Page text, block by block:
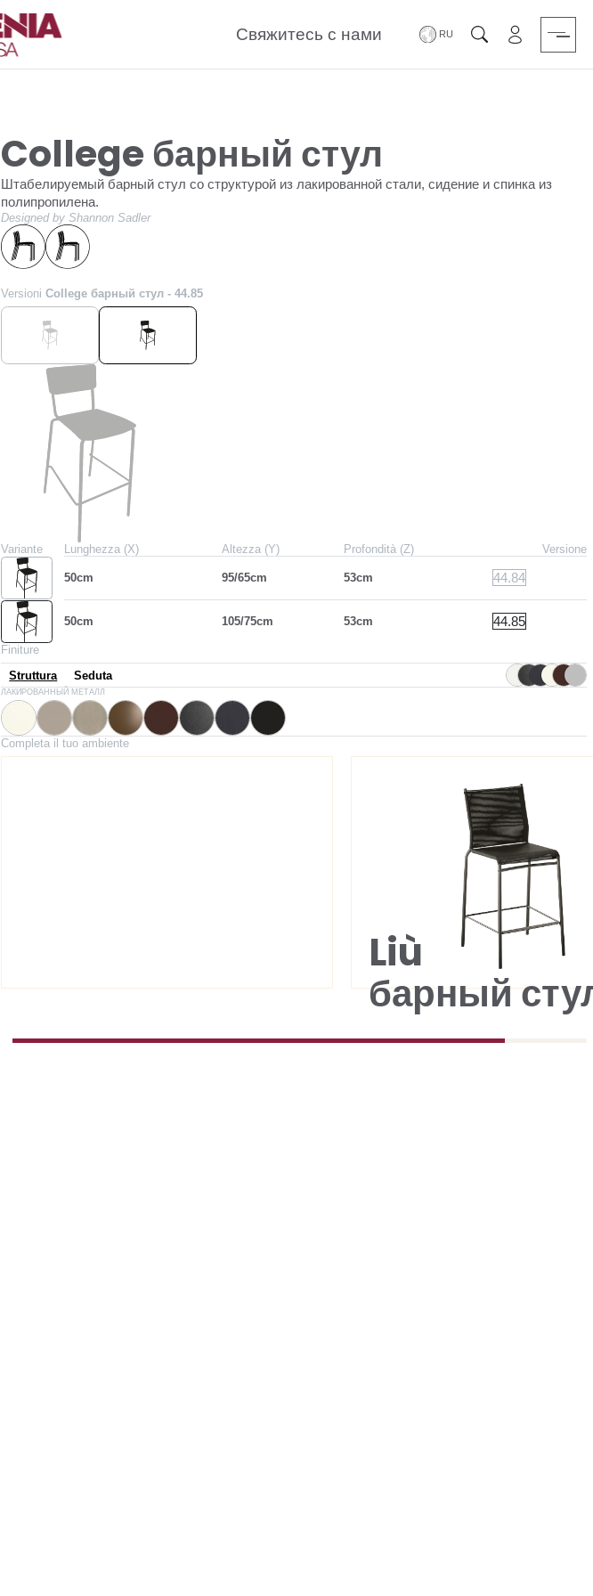
Свяжитесь с нами Поиск
College барный стул
Штабелируемый барный стул со структурой из лакированной стали, сидение и спинка из
полипропилена.
Designed by Shannon Sadler
Versioni College барный стул - 44.85
Variante Lunghezza (X) Altezza (Y) Profondità (Z) Versione
50cm 95/65cm 53cm 44.84
50cm 105/75cm 53cm 44.85
Finiture
Struttura
Seduta
ЛАКИРОВАННЫЙ МЕТАЛЛ
M306 M097 M312 M028 M307 M310 M055
Completa il tuo ambiente
Liù
барный